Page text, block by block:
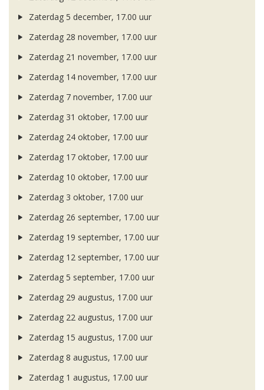
Zaterdag 5 december, 17.00 uur
Zaterdag 28 november, 17.00 uur
Zaterdag 21 november, 17.00 uur
Zaterdag 14 november, 17.00 uur
Zaterdag 7 november, 17.00 uur
Zaterdag 31 oktober, 17.00 uur
Zaterdag 24 oktober, 17.00 uur
Zaterdag 17 oktober, 17.00 uur
Zaterdag 10 oktober, 17.00 uur
Zaterdag 3 oktober, 17.00 uur
Zaterdag 26 september, 17.00 uur
Zaterdag 19 september, 17.00 uur
Zaterdag 12 september, 17.00 uur
Zaterdag 5 september, 17.00 uur
Zaterdag 29 augustus, 17.00 uur
Zaterdag 22 augustus, 17.00 uur
Zaterdag 15 augustus, 17.00 uur
Zaterdag 8 augustus, 17.00 uur
Zaterdag 1 augustus, 17.00 uur